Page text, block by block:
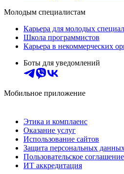
Молодым специалистам
Карьера для молодых
Школа программистов
Карьера в некоммерческих
Боты для уведомлений
Мобильное приложение
Этика и комплаенс
Оказание услуг
Использование сайтов
Защита персональных
Пользовательское соглашение
ИТ аккредитация